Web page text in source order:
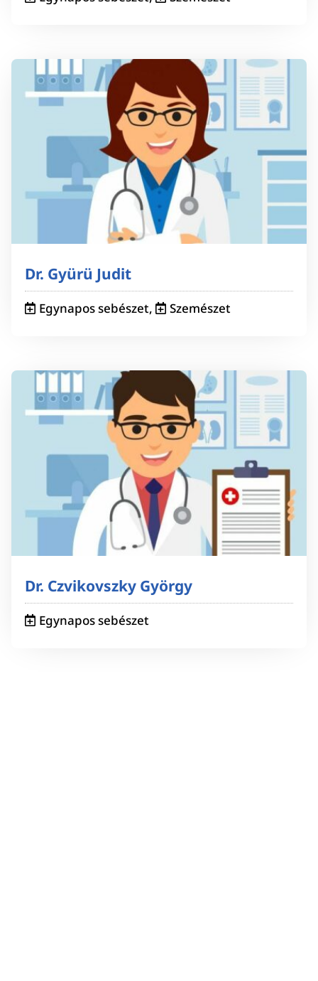
Dr. Gyürü Judit
Egynapos sebészet, Szemészet
Dr. Czvikovszky György
Egynapos sebészet